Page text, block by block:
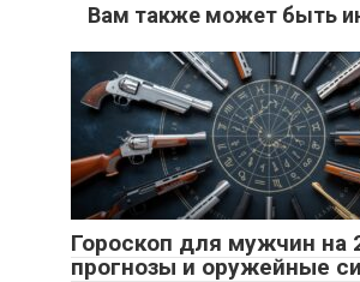
Вам также может быть
Гороскоп для мужчин на
прогнозы и оружейные